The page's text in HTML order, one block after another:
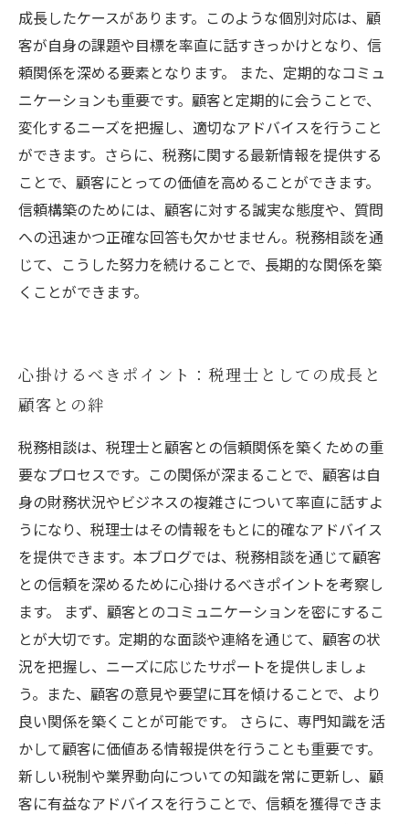
成長したケースがあります。このような個別対応は、顧
客が自身の課題や目標を率直に話すきっかけとなり、信
頼関係を深める要素となります。 また、定期的なコミュ
ニケーションも重要です。顧客と定期的に会うことで、
変化するニーズを把握し、適切なアドバイスを行うこと
ができます。さらに、税務に関する最新情報を提供する
ことで、顧客にとっての価値を高めることができます。
信頼構築のためには、顧客に対する誠実な態度や、質問
への迅速かつ正確な回答も欠かせません。税務相談を通
じて、こうした努力を続けることで、長期的な関係を築
くことができます。
心掛けるべきポイント：税理士としての成長と
顧客との絆
税務相談は、税理士と顧客との信頼関係を築くための重
要なプロセスです。この関係が深まることで、顧客は自
身の財務状況やビジネスの複雑さについて率直に話すよ
うになり、税理士はその情報をもとに的確なアドバイス
を提供できます。本ブログでは、税務相談を通じて顧客
との信頼を深めるために心掛けるべきポイントを考察し
ます。 まず、顧客とのコミュニケーションを密にするこ
とが大切です。定期的な面談や連絡を通じて、顧客の状
況を把握し、ニーズに応じたサポートを提供しましょ
う。また、顧客の意見や要望に耳を傾けることで、より
良い関係を築くことが可能です。 さらに、専門知識を活
かして顧客に価値ある情報提供を行うことも重要です。
新しい税制や業界動向についての知識を常に更新し、顧
客に有益なアドバイスを行うことで、信頼を獲得できま